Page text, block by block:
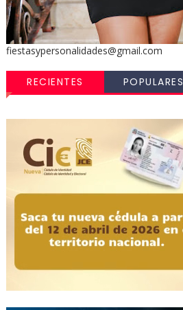
fiestasypersonalidades@gmail.com
RECIENTES POPULARES